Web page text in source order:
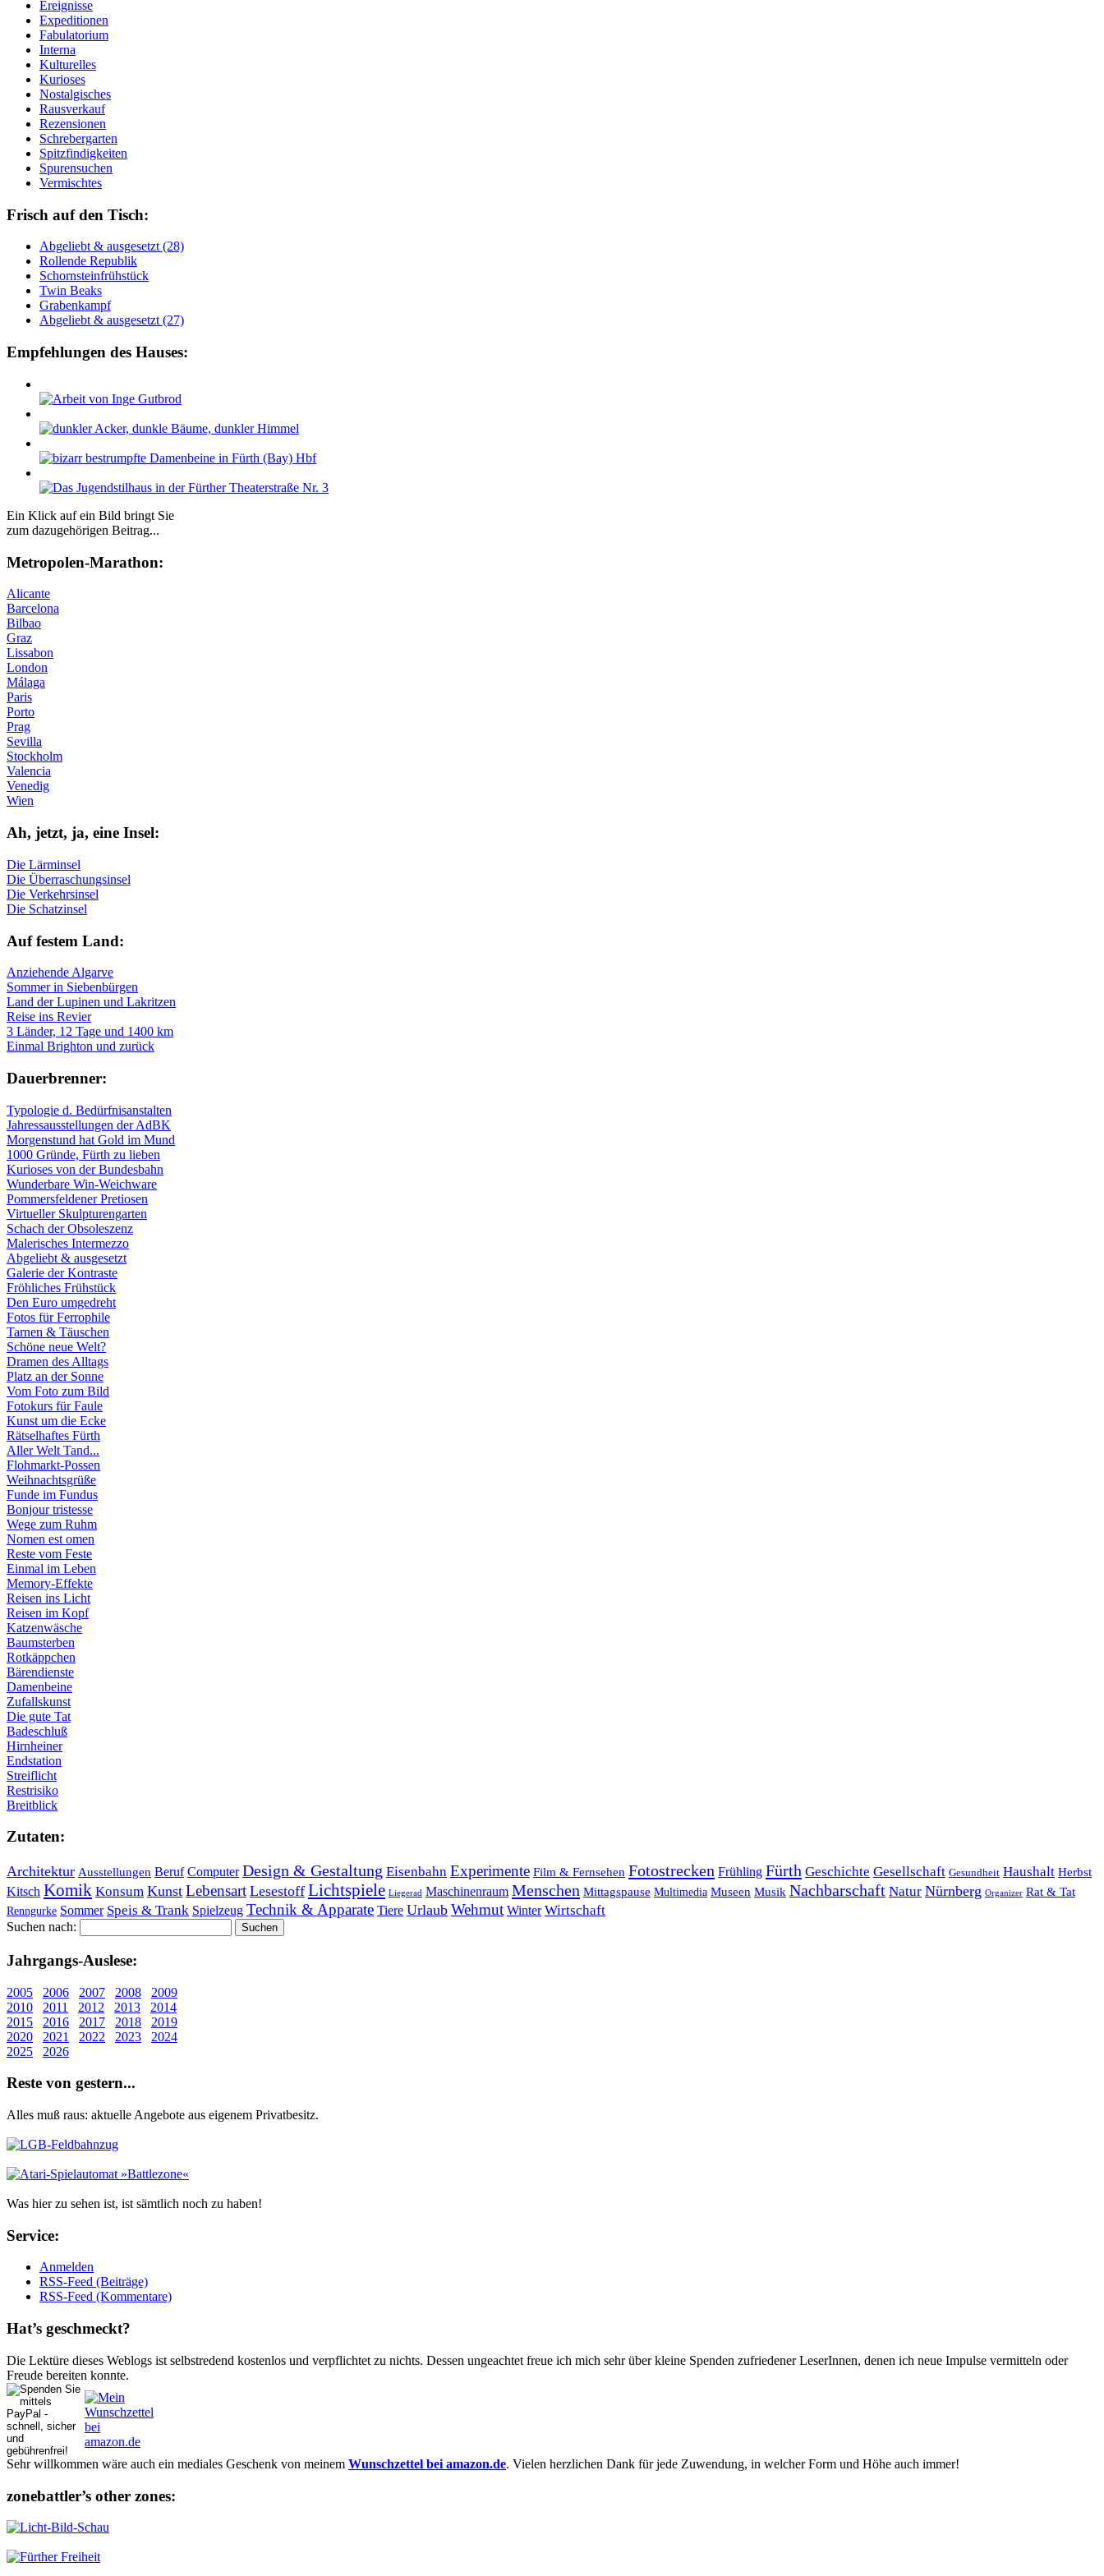
Ereignisse
Expeditionen
Fabulatorium
Interna
Kulturelles
Kurioses
Nostalgisches
Rausverkauf
Rezensionen
Schrebergarten
Spitzfindigkeiten
Spurensuchen
Vermischtes
Frisch auf den Tisch:
Ab­ge­liebt & aus­ge­setzt (28)
Rol­len­de Re­pu­blik
Schorn­stein­früh­stück
Twin Beaks
Gra­ben­kampf
Ab­ge­liebt & aus­ge­setzt (27)
Empfehlungen des Hauses:
Ein Klick auf ein Bild bringt Sie
zum dazugehörigen Beitrag...
Me­tro­po­len-Ma­ra­thon:
Alicante
Barcelona
Bilbao
Graz
Lissabon
London
Málaga
Paris
Porto
Prag
Sevilla
Stockholm
Valencia
Venedig
Wien
Ah, jetzt, ja, ei­ne In­sel:
Die Lärminsel
Die Überraschungsinsel
Die Verkehrsinsel
Die Schatzinsel
Auf fe­stem Land:
Anziehende Algarve
Sommer in Siebenbürgen
Land der Lupinen und Lakritzen
Reise ins Revier
3 Länder, 12 Tage und 1400 km
Einmal Brighton und zurück
Dau­er­bren­ner:
Typologie d. Bedürfnisanstalten
Jahressausstellungen der AdBK
Morgenstund hat Gold im Mund
1000 Gründe, Fürth zu lieben
Kurioses von der Bundesbahn
Wunderbare Win-Weichware
Pommersfeldener Pretiosen
Virtueller Skulpturengarten
Schach der Obsoleszenz
Malerisches Intermezzo
Abgeliebt & ausgesetzt
Galerie der Kontraste
Fröhliches Frühstück
Den Euro umgedreht
Fotos für Ferrophile
Tarnen & Täuschen
Schöne neue Welt?
Dramen des Alltags
Platz an der Sonne
Vom Foto zum Bild
Fotokurs für Faule
Kunst um die Ecke
Rätselhaftes Fürth
Aller Welt Tand...
Flohmarkt-Possen
Weihnachtsgrüße
Funde im Fundus
Bonjour tristesse
Wege zum Ruhm
Nomen est omen
Reste vom Feste
Einmal im Leben
Memory-Effekte
Reisen ins Licht
Reisen im Kopf
Katzenwäsche
Baumsterben
Rotkäppchen
Bärendienste
Damenbeine
Zufallskunst
Die gute Tat
Badeschluß
Hirnheiner
Endstation
Streiflicht
Restrisiko
Breitblick
Zu­ta­ten:
Architektur Ausstellungen Beruf Computer Design & Gestaltung Eisenbahn Experimente Film & Fernsehen Fotostrecken Frühling Fürth Geschichte Gesellschaft Gesundheit Haushalt Herbst
Kitsch Komik Konsum Kunst Lebensart Lesestoff Lichtspiele Liegerad Maschinenraum Menschen Mittagspause Multimedia Museen Musik Nachbarschaft Natur Nürnberg Organizer Rat & Tat
Renngurke Sommer Speis & Trank Spielzeug Technik & Apparate Tiere Urlaub Wehmut Winter Wirtschaft
Suchen nach:
Jahr­gangs-Aus­le­se:
2005 2006 2007 2008
2009
2010
2011 2012 2013
2014
2015
2016 2017 2018
2019
2020
2021 2022 2023
2024
2025
2026
Re­ste von ge­stern...
Alles muß raus: aktuelle An­ge­bo­te aus eigenem Privatbesitz.
Was hier zu sehen ist, ist sämt­lich noch zu haben!
Ser­vice:
Anmelden
RSS-Feed (Beiträge)
RSS-Feed (Kommentare)
Hat’s ge­schmeckt?
Die Lektüre dieses Weblogs ist selbstredend kostenlos und ver­pflich­tet zu nichts. Dessen un­ge­achtet freue ich mich sehr über kleine Spenden zufriedener Le­serInnen, denen ich neue Im­pul­se vermitteln oder
Freude bereiten konnte.
Sehr willkommen wäre auch ein mediales Geschenk von meinem Wunschzettel bei amazon.de. Vielen herzlichen Dank für jede Zuwendung, in welcher Form und Höhe auch immer!
zonebattler’s other zo­nes: